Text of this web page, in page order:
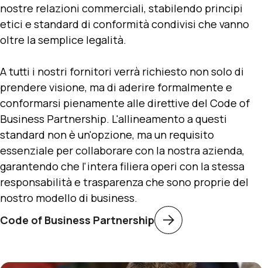
nostre relazioni commerciali, stabilendo principi
etici e standard di conformità condivisi che vanno
oltre la semplice legalità.
A tutti i nostri fornitori verrà richiesto non solo di
prendere visione, ma di aderire formalmente e
conformarsi pienamente alle direttive del Code of
Business Partnership. L'allineamento a questi
standard non è un'opzione, ma un requisito
essenziale per collaborare con la nostra azienda,
garantendo che l'intera filiera operi con la stessa
responsabilità e trasparenza che sono proprie del
nostro modello di business.
Code of Business Partnership